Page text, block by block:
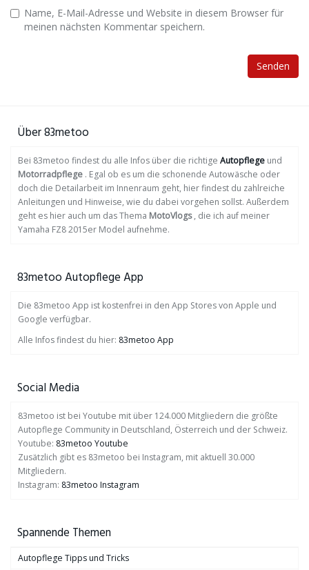
Name, E-Mail-Adresse und Website in diesem Browser für
meinen nächsten Kommentar speichern.
Über 83metoo
Bei 83metoo findest du alle Infos über die richtige Autopflege und
Motorradpflege . Egal ob es um die schonende Autowäsche oder
doch die Detailarbeit im Innenraum geht, hier findest du zahlreiche
Anleitungen und Hinweise, wie du dabei vorgehen sollst. Außerdem
geht es hier auch um das Thema MotoVlogs, die ich auf meiner
Yamaha FZ8 2015er Model aufnehme.
83metoo Autopflege App
Die 83metoo App ist kostenfrei in den App Stores von Apple und
Google verfügbar.
Alle Infos findest du hier: 83metoo App
Social Media
83metoo ist bei Youtube mit über 124.000 Mitgliedern die größte
Autopflege Community in Deutschland, Österreich und der Schweiz.
Youtube: 83metoo Youtube
Zusätzlich gibt es 83metoo bei Instagram, mit aktuell 30.000
Mitgliedern.
Instagram: 83metoo Instagram
Spannende Themen
Autopflege Tipps und Tricks